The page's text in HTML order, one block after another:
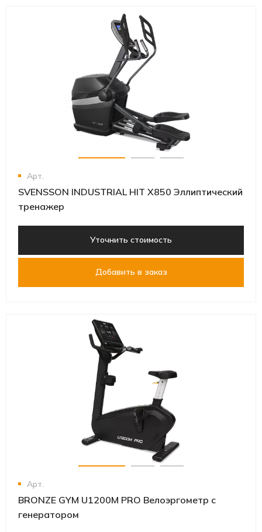
Арт.
SVENSSON INDUSTRIAL HIT X850 Эллиптический
тренажер
Уточнить стоимость
Добавить в заказ
Арт.
BRONZE GYM U1200M PRO Велоэргометр с
генератором